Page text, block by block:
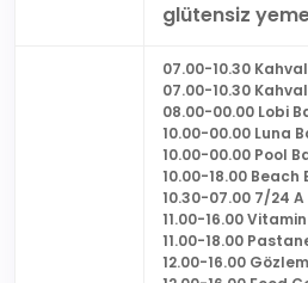
glütensiz
07.00-10.30
07.00-10.30
08.00-00.00 Lobi
10.00-00.00 Luna
10.00-00.00 Pool
10.00-18.00 Beach
10.30-07.00 7/24
11.00-16.00
11.00-18.00
12.00-16.00